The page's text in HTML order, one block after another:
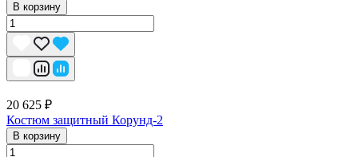
В корзину
20 625 ₽
Костюм защитный Корунд-2
В корзину